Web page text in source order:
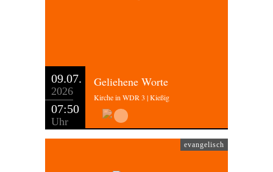
09.07.
2026
07:50
Uhr
Geliehene Worte
Kirche in WDR 3 | Kießig
evangelisch